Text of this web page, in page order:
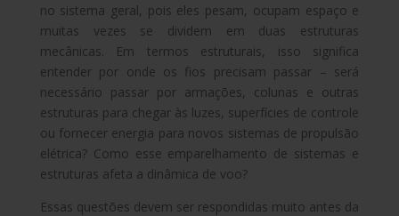
no sistema geral, pois eles pesam, ocupam espaço e
muitas vezes se dividem em duas estruturas
mecânicas. Em termos estruturais, isso significa
entender por onde os fios precisam passar – será
necessário passar por armações, colunas e outras
estruturas para chegar às luzes, superfícies de controle
ou fornecer energia para novos sistemas de propulsão
elétrica? Como esse emparelhamento de sistemas e
estruturas afeta a dinâmica de voo?
Essas questões devem ser respondidas muito antes da